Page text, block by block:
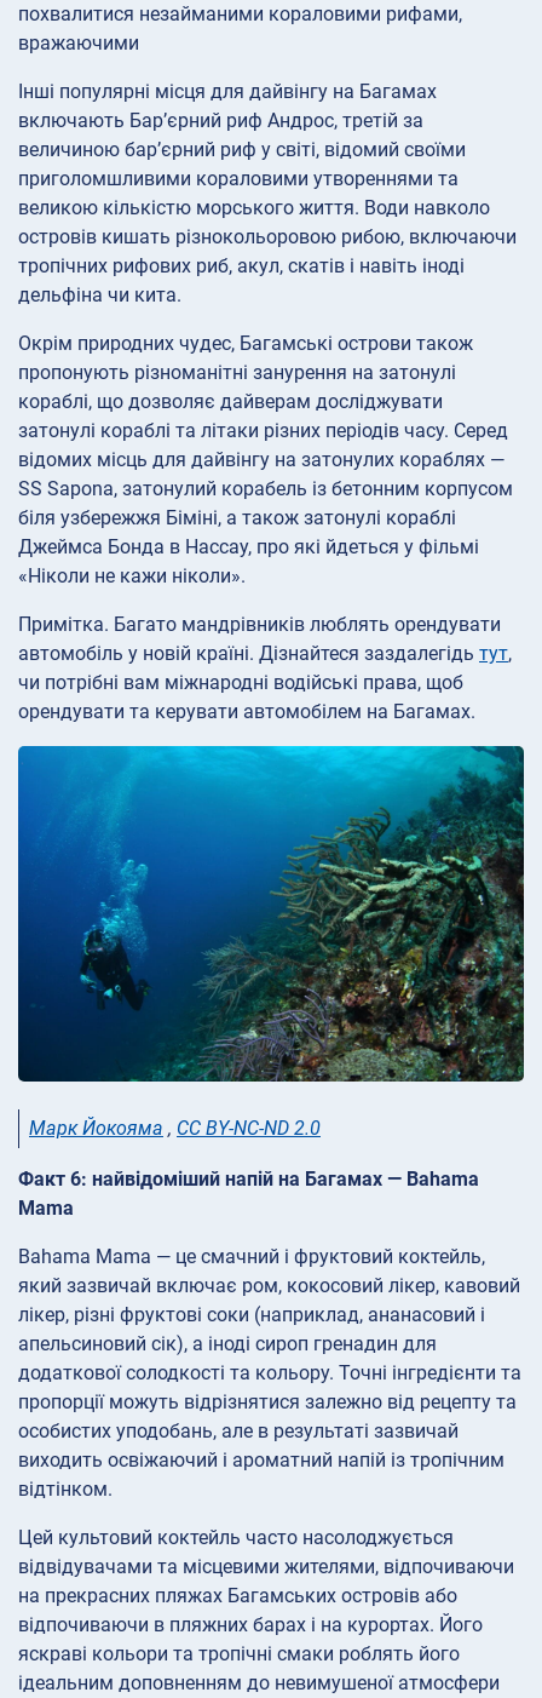
похвалитися незайманими кораловими рифами,
вражаючими
Інші популярні місця для дайвінгу на Багамах
включають Бар’єрний риф Андрос, третій за
величиною бар’єрний риф у світі, відомий своїми
приголомшливими кораловими утвореннями та
великою кількістю морського життя. Води навколо
островів кишать різнокольоровою рибою, включаючи
тропічних рифових риб, акул, скатів і навіть іноді
дельфіна чи кита.
Окрім природних чудес, Багамські острови також
пропонують різноманітні занурення на затонулі
кораблі, що дозволяє дайверам досліджувати
затонулі кораблі та літаки різних періодів часу. Серед
відомих місць для дайвінгу на затонулих кораблях —
SS Sapona, затонулий корабель із бетонним корпусом
біля узбережжя Біміні, а також затонулі кораблі
Джеймса Бонда в Нассау, про які йдеться у фільмі
«Ніколи не кажи ніколи».
Примітка. Багато мандрівників люблять орендувати
автомобіль у новій країні. Дізнайтеся заздалегідь тут,
чи потрібні вам міжнародні водійські права, щоб
орендувати та керувати автомобілем на Багамах.
Марк Йокояма , CC BY-NC-ND 2.0
Факт 6: найвідоміший напій на Багамах — Bahama
Mama
Bahama Mama — це смачний і фруктовий коктейль,
який зазвичай включає ром, кокосовий лікер, кавовий
лікер, різні фруктові соки (наприклад, ананасовий і
апельсиновий сік), а іноді сироп гренадин для
додаткової солодкості та кольору. Точні інгредієнти та
пропорції можуть відрізнятися залежно від рецепту та
особистих уподобань, але в результаті зазвичай
виходить освіжаючий і ароматний напій із тропічним
відтінком.
Цей культовий коктейль часто насолоджується
відвідувачами та місцевими жителями, відпочиваючи
на прекрасних пляжах Багамських островів або
відпочиваючи в пляжних барах і на курортах. Його
яскраві кольори та тропічні смаки роблять його
ідеальним доповненням до невимушеної атмосфери